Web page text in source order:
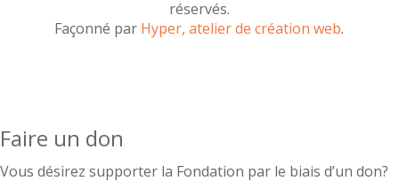
réservés.
Façonné par Hyper, atelier de création web.
Faire un don
Vous désirez supporter la Fondation par le biais d’un don?